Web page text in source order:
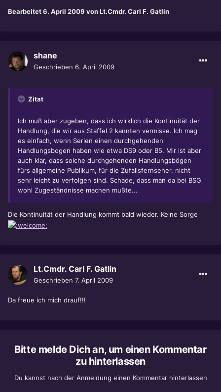
Bearbeitet6. April 2009 von Lt.Cmdr. Carl F. Gatlin
shane
Geschrieben 6. April 2009
Zitat
Ich muß aber zugeben, dass ich wirklich die Kontinuität der
Handlung, die wir aus Staffel 2 kannten vermisse. Ich mag
es einfach, wenn Serien einen durchgehenden
Handlungsbogen haben wie etwa DS9 oder B5. Mir ist aber
auch klar, dass solche durchgehenden Handlungsbögen
fürs allgemeine Publikum, für die Zufallsfernseher, nicht
sehr leicht zu verfolgen sind. Schade, dass man da bei BSG
wohl Zugeständnisse machen mußte...
Die Kontinuität der Handlung kommt bald wieder. Keine Sorge
Lt.Cmdr. Carl F. Gatlin
Geschrieben 7. April 2009
Da freue ich mich drauf!!!
Bitte melde Dich an, um einen Kommentar
zu hinterlassen
Du kannst nach der Anmeldung einen Kommentar hinterlassen